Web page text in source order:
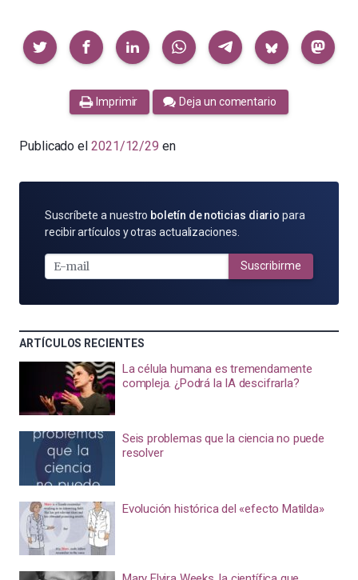
Compartir
Imprimir Deja un comentario
Publicado el 2021/12/29 en
SUSCRÍBETE
POR
MAIL
Suscríbete a nuestro boletín de noticias diario para
recibir artículos y otras actualizaciones.
Suscribirme
ARTÍCULOS RECIENTES
La célula humana es tremendamente
compleja. ¿Podrá la IA descifrarla?
Seis problemas que la ciencia no puede
resolver
Evolución histórica del «efecto Matilda»